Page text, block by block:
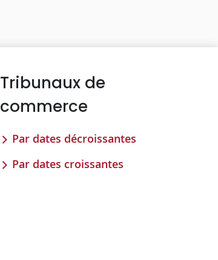
Tribunaux de
commerce
Par dates décroissantes
Par dates croissantes